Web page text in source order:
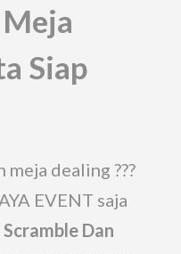
Siap
dealing ???
EVENT saja
Dan